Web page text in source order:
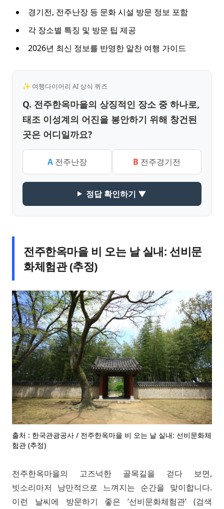
경기전, 전주난장 등 문화 시설 방문 정보 포함
각 장소별 특징 및 방문 팁 제공
2026년 최신 정보를 반영한 알찬 여행 가이드
✨ 여행다이어리 AI 상식 퀴즈
Q. 전주한옥마을의 상징적인 장소 중 하나로,
태조 이성계의 어진을 봉안하기 위해 창건된
곳은 어디일까요?
A 전주난장 B 전주경기전
정답 확인하기 ▼
전주한옥마을 비 오는 날 실내: 선비문
화체험관 (추정)
출처 : 한국관광공사 / 전주한옥마을 비 오는 날 실내: 선비문화체
험관 (추정)
전주한옥마을의 고즈넉한 골목길을 걷다 보면,
빗소리마저 낭만적으로 느껴지는 순간을 맞이합니다.
이런 날씨에 방문하기 좋은 ‘선비문화체험관’ (검색